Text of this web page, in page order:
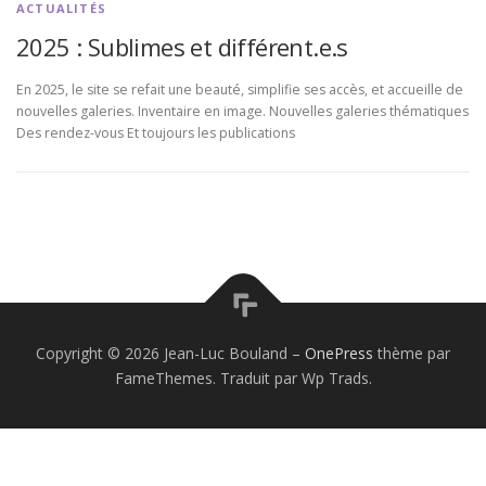
ACTUALITÉS
2025 : Sublimes et différent.e.s
En 2025, le site se refait une beauté, simplifie ses accès, et accueille de
nouvelles galeries. Inventaire en image. Nouvelles galeries thématiques
Des rendez-vous Et toujours les publications
Copyright © 2026 Jean-Luc Bouland – OnePress thème par
FameThemes. Traduit par Wp Trads.